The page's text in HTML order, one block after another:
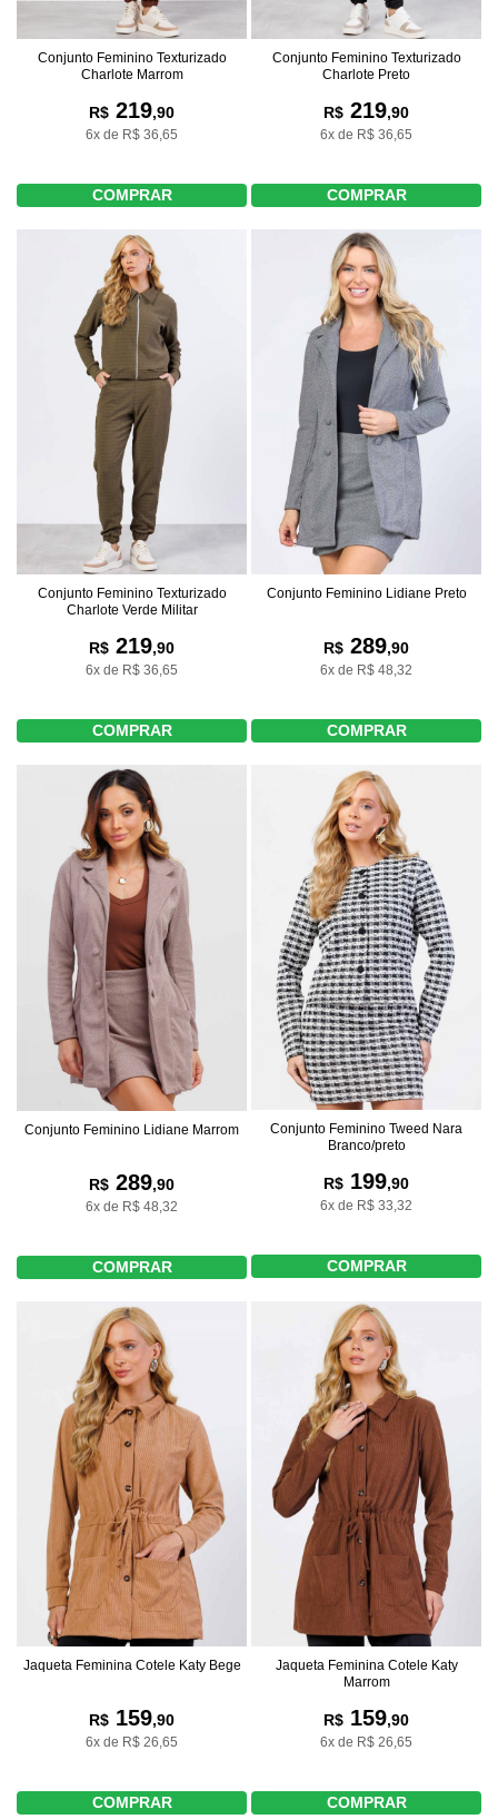
Conjunto Feminino Texturizado
Charlote Marrom
R$ 219,90
6x de R$ 36,65
COMPRAR
Conjunto Feminino Texturizado
Charlote Preto
R$ 219,90
6x de R$ 36,65
COMPRAR
Conjunto Feminino Texturizado
Charlote Verde Militar
R$ 219,90
6x de R$ 36,65
COMPRAR
Conjunto Feminino Lidiane Preto
R$ 289,90
6x de R$ 48,32
COMPRAR
Conjunto Feminino Lidiane Marrom
R$ 289,90
6x de R$ 48,32
COMPRAR
Conjunto Feminino Tweed Nara
Branco/preto
R$ 199,90
6x de R$ 33,32
COMPRAR
Jaqueta Feminina Cotele Katy Bege
R$ 159,90
6x de R$ 26,65
COMPRAR
Jaqueta Feminina Cotele Katy
Marrom
R$ 159,90
6x de R$ 26,65
COMPRAR